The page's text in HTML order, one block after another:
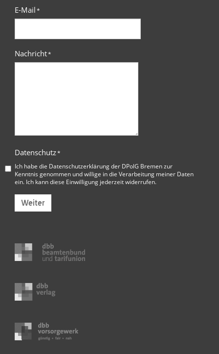
E-Mail*
Nachricht*
Datenschutz*
Ich habe die Datenschutzerklärung der DPolG Bremenzur
Kenntnis genommen und willige in die Verarbeitung meiner Daten
ein. Ich kann diese Einwilligung jederzeit widerrufen.
Weiter